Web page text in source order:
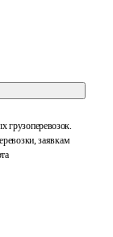
грузоперевозок.
заявкам